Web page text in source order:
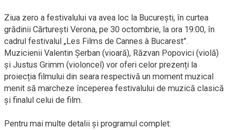
Ziua zero a festivalului va avea loc la București, în curtea
grădinii Cărturești Verona, pe 30 octombrie, la ora 19:00, în
cadrul festivalul „Les Films de Cannes à Bucarest”.
Muzicienii Valentin Șerban (vioară), Răzvan Popovici (violă)
și Justus Grimm (violoncel) vor oferi celor prezenți la
proiecția filmului din seara respectivă un moment muzical
menit să marcheze începerea festivalului de muzică clasică
și finalul celui de film.
Pentru mai multe detalii și programul complet: